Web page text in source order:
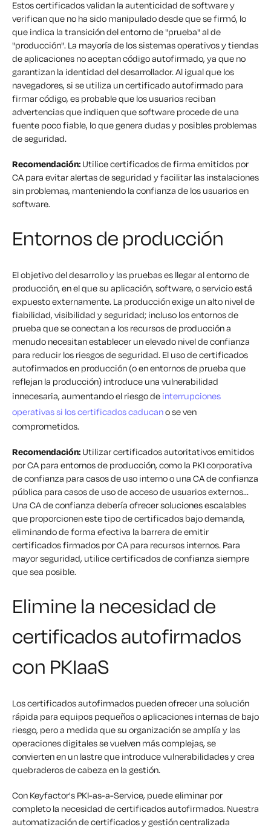
Estos certificados validan la autenticidad de software y
verifican que no ha sido manipulado desde que se firmó, lo
que indica la transición del entorno de "prueba" al de
"producción". La mayoría de los sistemas operativos y tiendas
de aplicaciones no aceptan código autofirmado, ya que no
garantizan la identidad del desarrollador. Al igual que los
navegadores, si se utiliza un certificado autofirmado para
firmar código, es probable que los usuarios reciban
advertencias que indiquen que software procede de una
fuente poco fiable, lo que genera dudas y posibles problemas
de seguridad.
Recomendación: Utilice certificados de firma emitidos por
CA para evitar alertas de seguridad y facilitar las instalaciones
sin problemas, manteniendo la confianza de los usuarios en
software.
Entornos de producción
El objetivo del desarrollo y las pruebas es llegar al entorno de
producción, en el que su aplicación, software, o servicio está
expuesto externamente. La producción exige un alto nivel de
fiabilidad, visibilidad y seguridad; incluso los entornos de
prueba que se conectan a los recursos de producción a
menudo necesitan establecer un elevado nivel de confianza
para reducir los riesgos de seguridad. El uso de certificados
autofirmados en producción (o en entornos de prueba que
reflejan la producción) introduce una vulnerabilidad
innecesaria, aumentando el riesgo de interrupciones
operativas si los certificados caducano se ven
comprometidos.
Recomendación: Utilizar certificados autoritativos emitidos
por CA para entornos de producción, como la PKI corporativa
de confianza para casos de uso interno o una CA de confianza
pública para casos de uso de acceso de usuarios externos...
Una CA de confianza debería ofrecer soluciones escalables
que proporcionen este tipo de certificados bajo demanda,
eliminando de forma efectiva la barrera de emitir
certificados firmados por CA para recursos internos. Para
mayor seguridad, utilice certificados de confianza siempre
que sea posible.
Elimine la necesidad de
certificados autofirmados
con PKIaaS
Los certificados autofirmados pueden ofrecer una solución
rápida para equipos pequeños o aplicaciones internas de bajo
riesgo, pero a medida que su organización se amplía y las
operaciones digitales se vuelven más complejas, se
convierten en un lastreque introducevulnerabilidades y crea
quebraderos de cabeza en la gestión.
Con Keyfactor's PKI-as-a-Service, puede eliminar por
completo la necesidad de certificados autofirmados. Nuestra
automatización de certificados y gestión centralizada